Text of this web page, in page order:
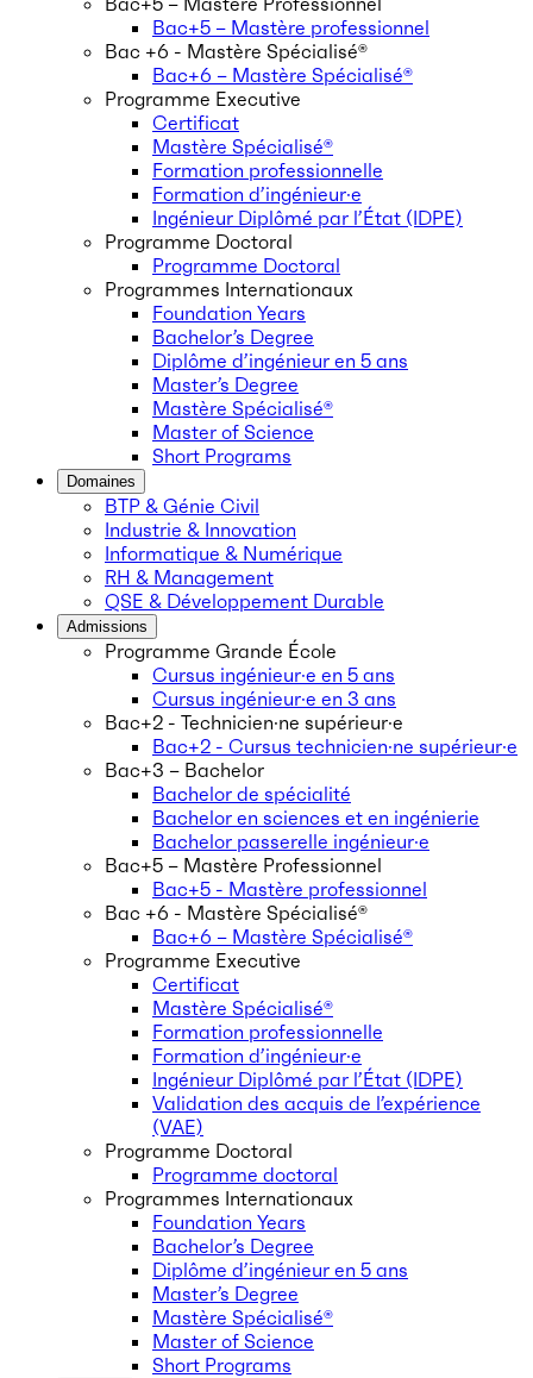
Bac+5 – Mastère professionnel
Bac +6 - Mastère Spécialisé®
Bac+6 – Mastère Spécialisé®
Programme Executive
Certificat
Mastère Spécialisé®
Formation professionnelle
Formation d’ingénieur·e
Ingénieur Diplômé par l’État (IDPE)
Programme Doctoral
Programme Doctoral
Programmes Internationaux
Foundation Years
Bachelor’s Degree
Diplôme d’ingénieur en 5 ans
Master’s Degree
Mastère Spécialisé®
Master of Science
Short Programs
Domaines
BTP & Génie Civil
Industrie & Innovation
Informatique & Numérique
RH & Management
QSE & Développement Durable
Admissions
Programme Grande École
Cursus ingénieur·e en 5 ans
Cursus ingénieur·e en 3 ans
Bac+2 - Technicien·ne supérieur·e
Bac+2 - Cursus technicien·ne supérieur·e
Bac+3 – Bachelor
Bachelor de spécialité
Bachelor en sciences et en ingénierie
Bachelor passerelle ingénieur·e
Bac+5 – Mastère Professionnel
Bac+5 - Mastère professionnel
Bac +6 - Mastère Spécialisé®
Bac+6 – Mastère Spécialisé®
Programme Executive
Certificat
Mastère Spécialisé®
Formation professionnelle
Formation d’ingénieur·e
Ingénieur Diplômé par l’État (IDPE)
Validation des acquis de l’expérience
(VAE)
Programme Doctoral
Programme doctoral
Programmes Internationaux
Foundation Years
Bachelor’s Degree
Diplôme d’ingénieur en 5 ans
Master’s Degree
Mastère Spécialisé®
Master of Science
Short Programs